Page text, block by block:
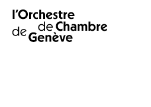
Inicio